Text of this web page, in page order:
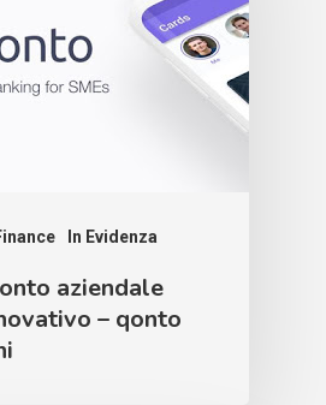
In Evidenza
aziendale
– qonto